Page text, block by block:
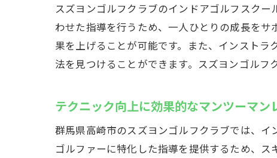
スズヨンゴルフクラブのインドアゴルフスク
わせた指導を行うため、一人ひとりの成長を
果を上げることが可能です。また、インスト
法を見つけることができます。スズヨンゴルフ
テクニック向上に効果的なマンツーマン
群馬県高崎市のスズヨンゴルフクラブでは、
ゴルファーに特化した指導を提供するため、